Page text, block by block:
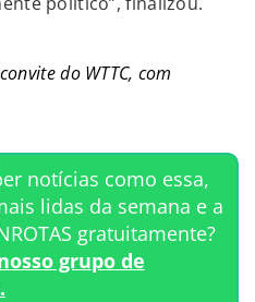
do WTTC, com
notícias como essa,
lidas da semana e a
gratuitamente?
grupo de